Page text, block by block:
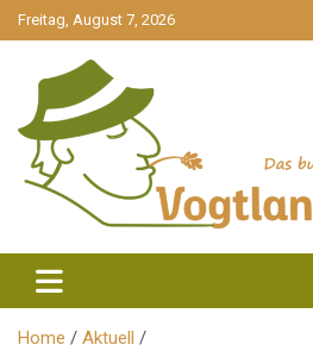
gehe
zum
Freitag, August 7, 2026
Vogtlandstreicher
Home
Aktuell